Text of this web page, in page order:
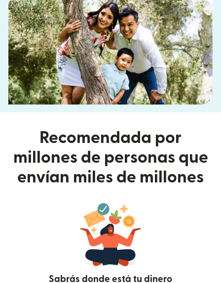
Recomendada por
millones de personas que
envían miles de millones
Sabrás donde está tu dinero